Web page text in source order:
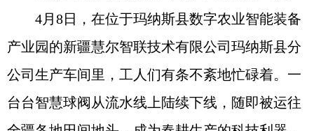
4月8日，在位于玛纳斯县数字农业智能装备
产业园的新疆慧尔智联技术有限公司玛纳斯县分
公司生产车间里，工人们有条不紊地忙碌着。一
台台智慧球阀从流水线上陆续下线，随即被运往